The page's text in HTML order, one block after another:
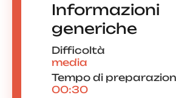
Informazioni
generiche
Difficoltà
media
Tempo di
00:30